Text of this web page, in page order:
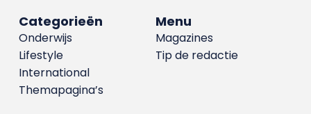
Menu
Magazines
Tip de redactie
Categorieën
Onderwijs
Lifestyle
International
Themapagina’s